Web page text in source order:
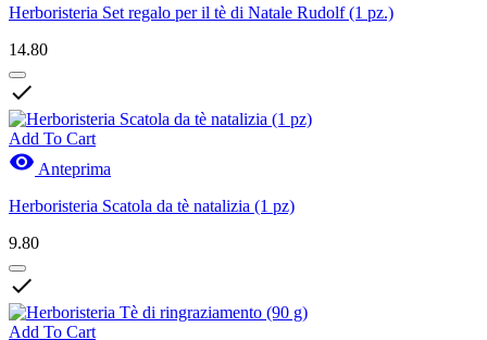
Herboristeria Set regalo per il tè di Natale Rudolf (1 pz.)
14.80

Add To Cart
 Anteprima
Herboristeria Scatola da tè natalizia (1 pz)
9.80

Add To Cart